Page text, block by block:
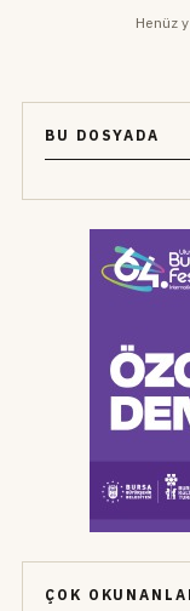
Henüz
BU DOSYADA
ÇOK